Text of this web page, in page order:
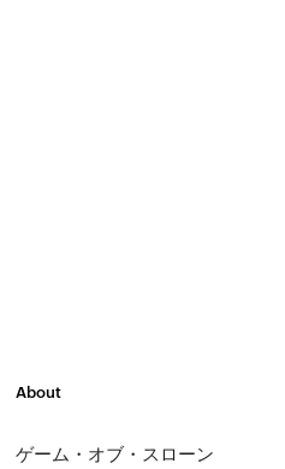
About
ゲーム・オブ・スローン